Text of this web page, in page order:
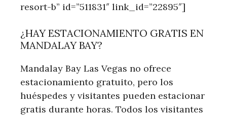
resort-b” id=”511831″ link_id=”22895″]
¿HAY ESTACIONAMIENTO GRATIS EN
MANDALAY BAY?
Mandalay Bay Las Vegas no ofrece
estacionamiento gratuito, pero los
huéspedes y visitantes pueden estacionar
gratis durante horas. Todos los visitantes